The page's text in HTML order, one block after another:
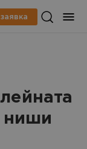
ниши